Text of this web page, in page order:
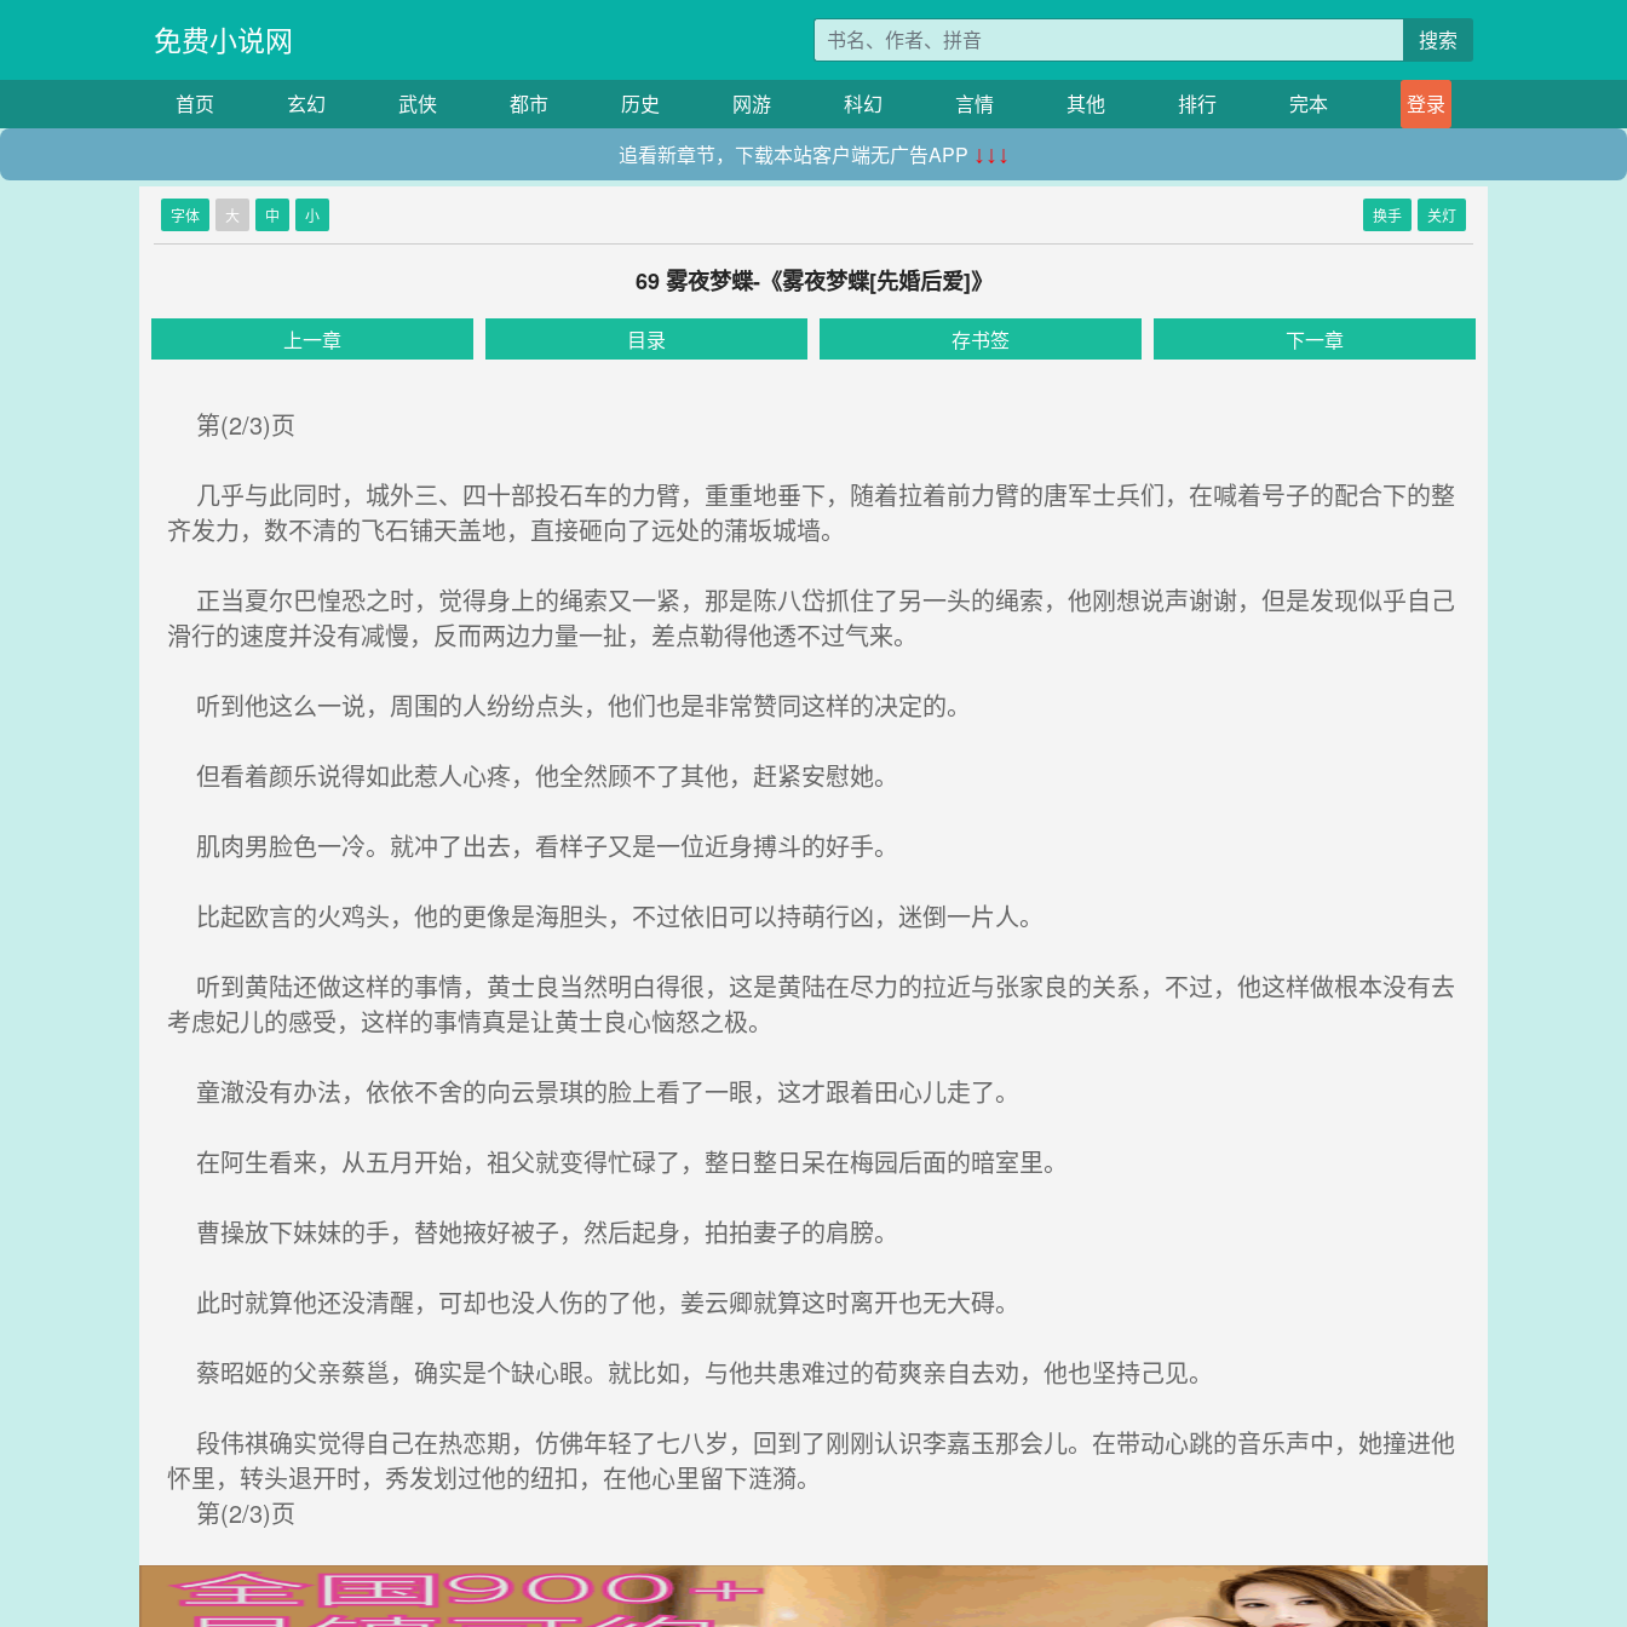
免费小说网 搜索
首页 玄幻 武侠 都市 历史 网游 科幻 言情 其他 排行 完本
登录
追看新章节，下载本站客户端无广告APP ↓↓↓
字体 大 中 小 换手 关灯
69 雾夜梦蝶-《雾夜梦蝶[先婚后爱]》
上一章 目录 存书签 下一章
第(2/3)页
几乎与此同时，城外三、四十部投石车的力臂，重重地垂下，随着拉着前力臂的唐军士兵们，在喊着号子的配合下的整
齐发力，数不清的飞石铺天盖地，直接砸向了远处的蒲坂城墙。
正当夏尔巴惶恐之时，觉得身上的绳索又一紧，那是陈八岱抓住了另一头的绳索，他刚想说声谢谢，但是发现似乎自己
滑行的速度并没有减慢，反而两边力量一扯，差点勒得他透不过气来。
听到他这么一说，周围的人纷纷点头，他们也是非常赞同这样的决定的。
但看着颜乐说得如此惹人心疼，他全然顾不了其他，赶紧安慰她。
肌肉男脸色一冷。就冲了出去，看样子又是一位近身搏斗的好手。
比起欧言的火鸡头，他的更像是海胆头，不过依旧可以持萌行凶，迷倒一片人。
听到黄陆还做这样的事情，黄士良当然明白得很，这是黄陆在尽力的拉近与张家良的关系，不过，他这样做根本没有去
考虑妃儿的感受，这样的事情真是让黄士良心恼怒之极。
童澈没有办法，依依不舍的向云景琪的脸上看了一眼，这才跟着田心儿走了。
在阿生看来，从五月开始，祖父就变得忙碌了，整日整日呆在梅园后面的暗室里。
曹操放下妹妹的手，替她掖好被子，然后起身，拍拍妻子的肩膀。
此时就算他还没清醒，可却也没人伤的了他，姜云卿就算这时离开也无大碍。
蔡昭姬的父亲蔡邕，确实是个缺心眼。就比如，与他共患难过的荀爽亲自去劝，他也坚持己见。
段伟祺确实觉得自己在热恋期，仿佛年轻了七八岁，回到了刚刚认识李嘉玉那会儿。在带动心跳的音乐声中，她撞进他
怀里，转头退开时，秀发划过他的纽扣，在他心里留下涟漪。
第(2/3)页